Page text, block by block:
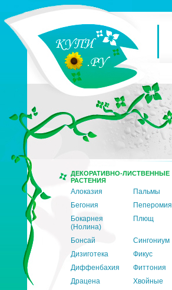
ДЕКОРАТИВНО-ЛИСТВЕННЫЕ
РАСТЕНИЯ
Алоказия
Пальмы
Бегония
Пеперомия
Бокарнея
(Нолина)
Плющ
Бонсай
Сингониум
Дизиготека
Фикус
Диффенбахия
Фиттония
Драцена
Хвойные